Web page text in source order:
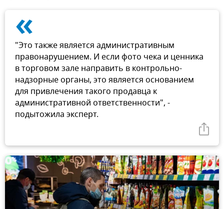
«
"Это также является административным
правонарушением. И если фото чека и ценника
в торговом зале направить в контрольно-
надзорные органы, это является основанием
для привлечения такого продавца к
административной ответственности", -
подытожила эксперт.